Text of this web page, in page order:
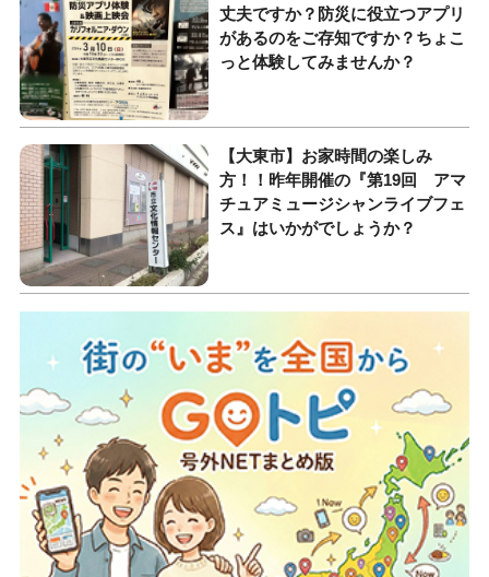
丈夫ですか？防災に役立つアプリ
があるのをご存知ですか？ちょこ
っと体験してみませんか？
【大東市】お家時間の楽しみ
方！！昨年開催の『第19回 アマ
チュアミュージシャンライブフェ
ス』はいかがでしょうか？